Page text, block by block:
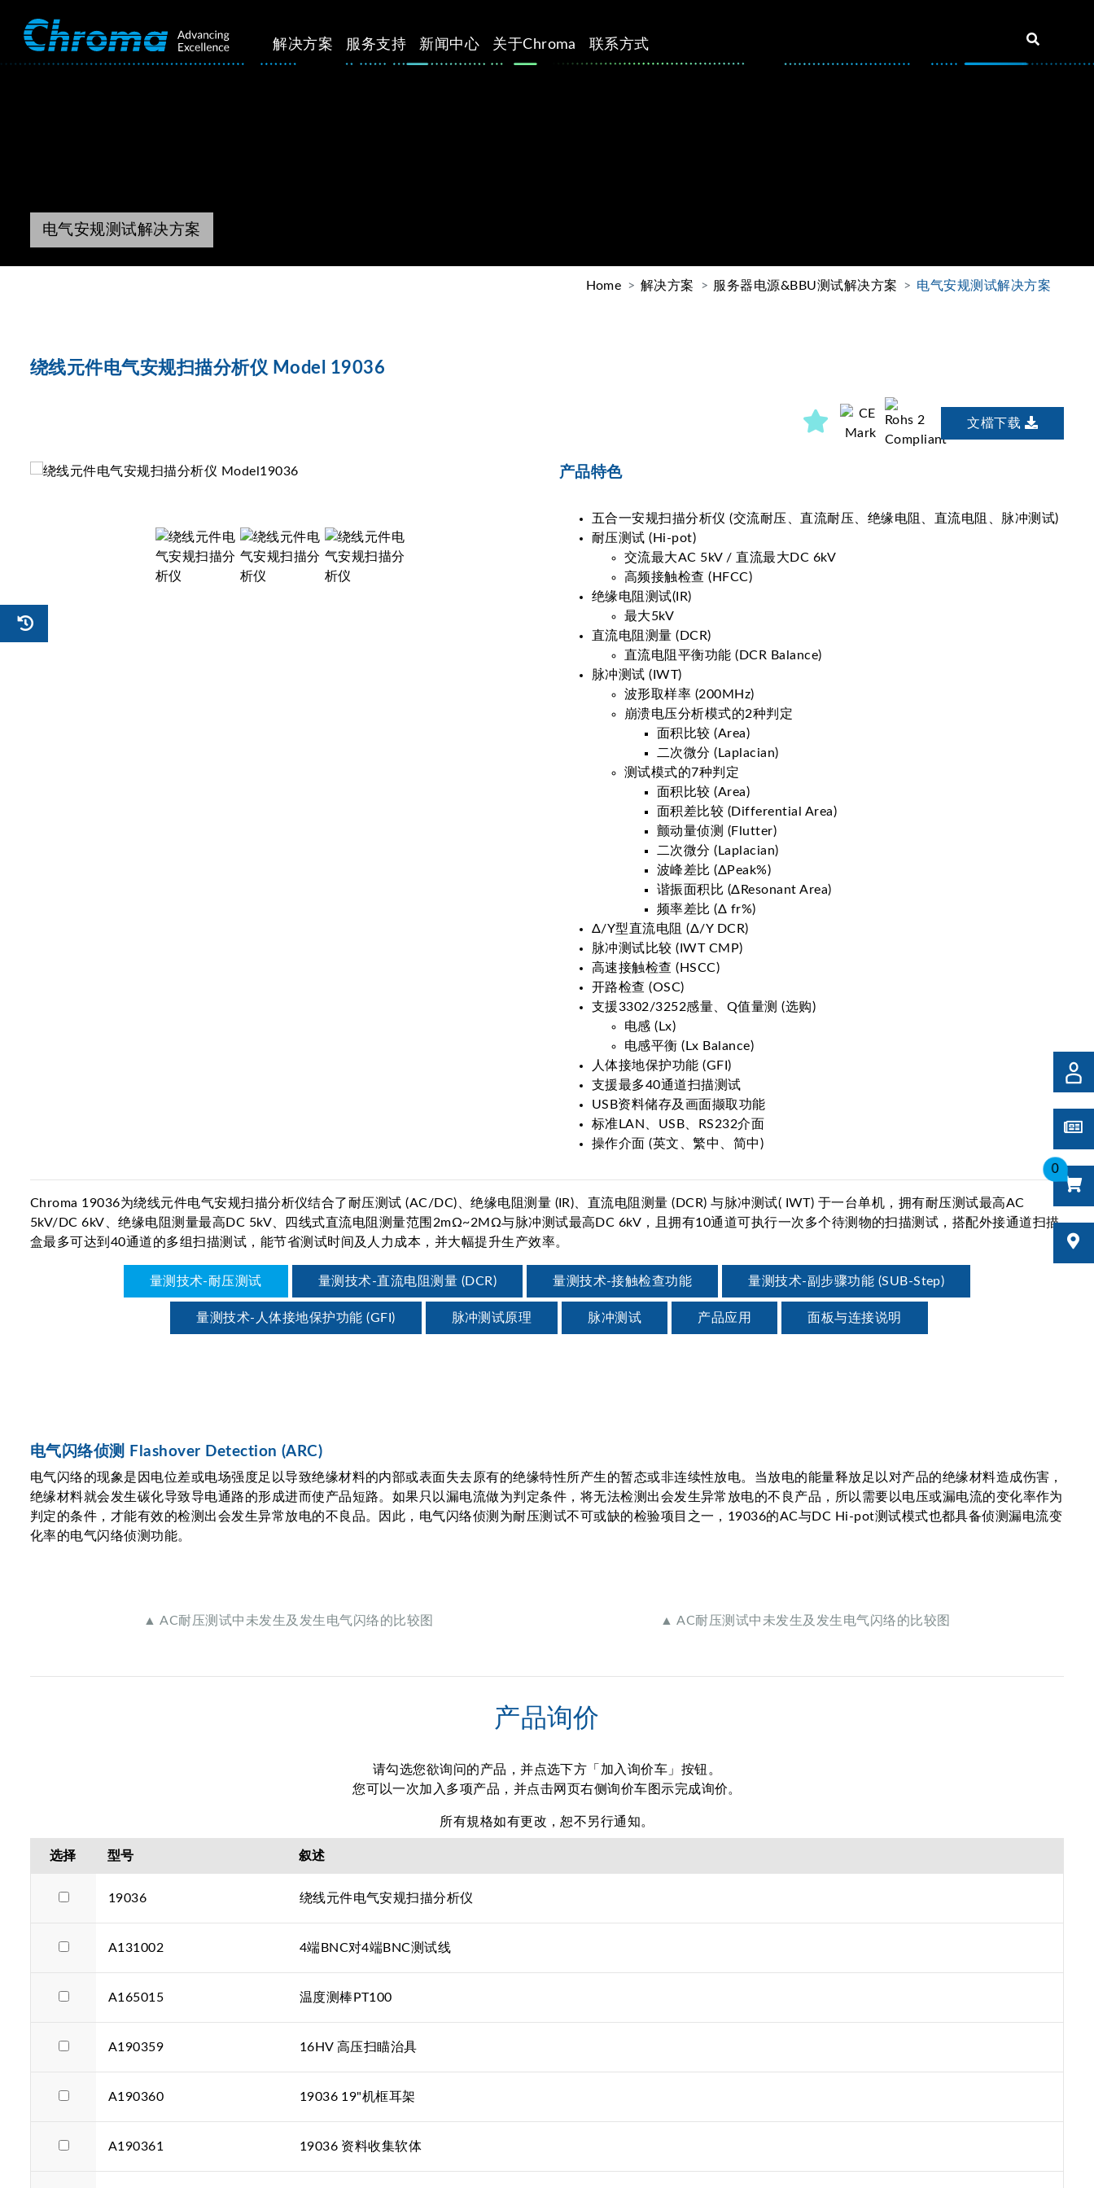
解决方案 服务支持 新闻中心 关于Chroma 联系方式
0
电气安规测试解决方案
Home 解决方案 服务器电源&BBU测试解决方案 电气安规测试解决方案
绕线元件电气安规扫描分析仪 Model 19036
文檔下载
产品特色
五合一安规扫描分析仪 (交流耐压、直流耐压、绝缘电阻、直流电阻、脉冲测试)
耐压测试 (Hi-pot)
交流最大AC 5kV / 直流最大DC 6kV
高频接触检查 (HFCC)
绝缘电阻测试(IR)
最大5kV
直流电阻测量 (DCR)
直流电阻平衡功能 (DCR Balance)
脉冲测试 (IWT)
波形取样率 (200MHz)
崩溃电压分析模式的2种判定
面积比较 (Area)
二次微分 (Laplacian)
测试模式的7种判定
面积比较 (Area)
面积差比较 (Differential Area)
颤动量侦测 (Flutter)
二次微分 (Laplacian)
波峰差比 (ΔPeak%)
谐振面积比 (ΔResonant Area)
频率差比 (Δ fr%)
Δ/Y型直流电阻 (Δ/Y DCR)
脉冲测试比较 (IWT CMP)
高速接触检查 (HSCC)
开路检查 (OSC)
支援3302/3252感量、Q值量测 (选购)
电感 (Lx)
电感平衡 (Lx Balance)
人体接地保护功能 (GFI)
支援最多40通道扫描测试
USB资料储存及画面撷取功能
标准LAN、USB、RS232介面
操作介面 (英文、繁中、简中)
Chroma 19036为绕线元件电气安规扫描分析仪结合了耐压测试 (AC/DC)、绝缘电阻测量 (IR)、直流电阻测量 (DCR) 与脉冲测试( IWT) 于一台单机，拥有耐压测试最高AC
5kV/DC 6kV、绝缘电阻测量最高DC 5kV、四线式直流电阻测量范围2mΩ~2MΩ与脉冲测试最高DC 6kV，且拥有10通道可执行一次多个待测物的扫描测试，搭配外接通道扫描
盒最多可达到40通道的多组扫描测试，能节省测试时间及人力成本，并大幅提升生产效率。
量测技术-耐压测试 量测技术-直流电阻测量 (DCR) 量测技术-接触检查功能 量测技术-副步骤功能 (SUB-Step)
量测技术-人体接地保护功能 (GFI) 脉冲测试原理 脉冲测试 产品应用 面板与连接说明
电气闪络侦测 Flashover Detection (ARC)
电气闪络的现象是因电位差或电场强度足以导致绝缘材料的内部或表面失去原有的绝缘特性所产生的暂态或非连续性放电。当放电的能量释放足以对产品的绝缘材料造成伤害，
绝缘材料就会发生碳化导致导电通路的形成进而使产品短路。如果只以漏电流做为判定条件，将无法检测出会发生异常放电的不良产品，所以需要以电压或漏电流的变化率作为
判定的条件，才能有效的检测出会发生异常放电的不良品。因此，电气闪络侦测为耐压测试不可或缺的检验项目之一，19036的AC与DC Hi-pot测试模式也都具备侦测漏电流变
化率的电气闪络侦测功能。
▲ AC耐压测试中未发生及发生电气闪络的比较图 ▲ AC耐压测试中未发生及发生电气闪络的比较图
产品询价
请勾选您欲询问的产品，并点选下方「加入询价车」按钮。
您可以一次加入多项产品，并点击网页右侧询价车图示完成询价。
所有規格如有更改，恕不另行通知。
选择 型号 叙述
19036 绕线元件电气安规扫描分析仪
A131002 4端BNC对4端BNC测试线
A165015 温度测棒PT100
A190359 16HV 高压扫瞄治具
A190360 19036 19"机框耳架
A190361 19036 资料收集软体